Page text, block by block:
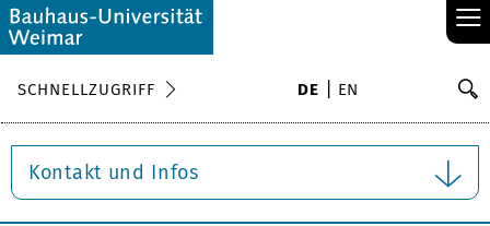
≡
SCHNELLZUGRIFF DE EN
Kontakt und Infos